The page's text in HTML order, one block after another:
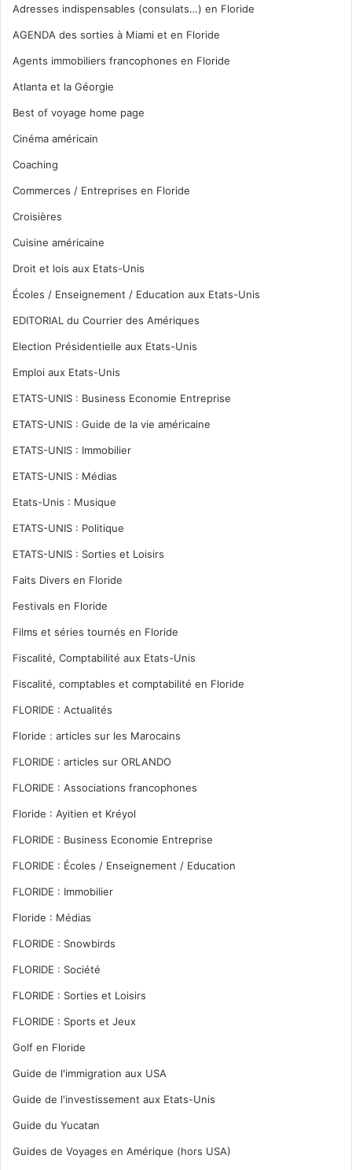
Adresses indispensables (consulats…) en Floride
AGENDA des sorties à Miami et en Floride
Agents immobiliers francophones en Floride
Atlanta et la Géorgie
Best of voyage home page
Cinéma américain
Coaching
Commerces / Entreprises en Floride
Croisières
Cuisine américaine
Droit et lois aux Etats-Unis
Écoles / Enseignement / Education aux Etats-Unis
EDITORIAL du Courrier des Amériques
Election Présidentielle aux Etats-Unis
Emploi aux Etats-Unis
ETATS-UNIS : Business Economie Entreprise
ETATS-UNIS : Guide de la vie américaine
ETATS-UNIS : Immobilier
ETATS-UNIS : Médias
Etats-Unis : Musique
ETATS-UNIS : Politique
ETATS-UNIS : Sorties et Loisirs
Faits Divers en Floride
Festivals en Floride
Films et séries tournés en Floride
Fiscalité, Comptabilité aux Etats-Unis
Fiscalité, comptables et comptabilité en Floride
FLORIDE : Actualités
Floride : articles sur les Marocains
FLORIDE : articles sur ORLANDO
FLORIDE : Associations francophones
Floride : Ayitien et Kréyol
FLORIDE : Business Economie Entreprise
FLORIDE : Écoles / Enseignement / Education
FLORIDE : Immobilier
Floride : Médias
FLORIDE : Snowbirds
FLORIDE : Société
FLORIDE : Sorties et Loisirs
FLORIDE : Sports et Jeux
Golf en Floride
Guide de l'immigration aux USA
Guide de l'investissement aux Etats-Unis
Guide du Yucatan
Guides de Voyages en Amérique (hors USA)